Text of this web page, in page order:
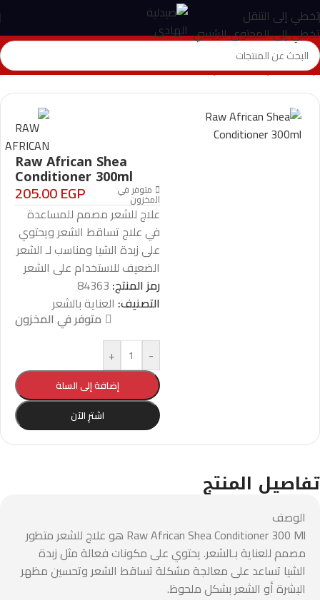
تخطي إلى التنقل
تخطي إلى المحتوى الرئيسي
الرئيسية>المتجر>العناية بالشعر>
Raw African Shea Conditioner 300ml
Raw African Shea
Conditioner 300ml
متوفر في
المخزون 205.00EGP
علاج للشعر مصمم للمساعدة
في علاج تساقط الشعر ويحتوي
على زبدة الشيا ومناسب لـ الشعر
الضعيف للاستخدام على الشعر
رمز المنتج: 84363
التصنيف: العناية بالشعر
متوفر في المخزون
-
+
إضافة إلى السلة
اشترِ الآن
تفاصيل المنتج
الوصف
Raw African Shea Conditioner 300 Ml هو علاج للشعر متطور
مصمم للعناية بـالشعر. يحتوي على مكونات فعالة مثل زبدة
الشيا تساعد على معالجة مشكلة تساقط الشعر وتحسين مظهر
البشرة أو الشعر بشكل ملحوظ.